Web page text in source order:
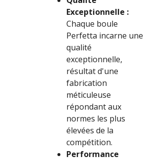
Exceptionnelle :
Chaque boule
Perfetta incarne une
qualité
exceptionnelle,
résultat d'une
fabrication
méticuleuse
répondant aux
normes les plus
élevées de la
compétition.
Performance